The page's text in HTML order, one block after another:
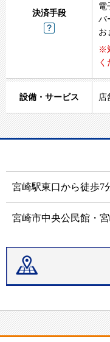
決済手段
電
バ
お
※
く
設備・サービス
宮崎駅東口から徒歩7
宮崎市中央公民館・